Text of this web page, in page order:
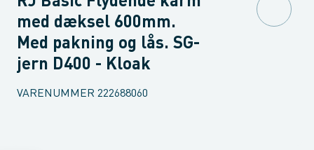
med dæksel 600mm.
Med pakning og lås. SG-
jern D400 - Kloak
VARENUMMER 222688060